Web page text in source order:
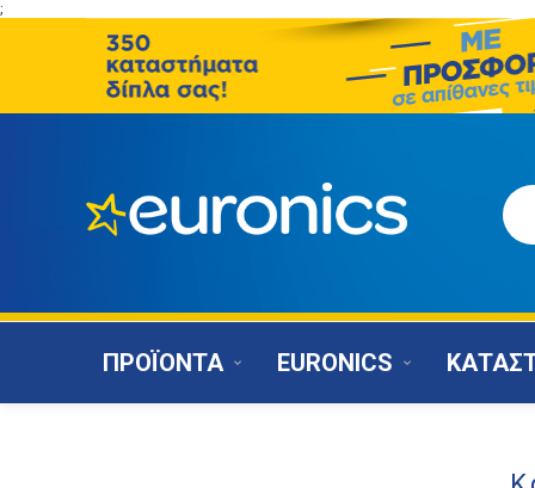
;
ΠΡΟΪΟΝΤΑ EURONICS